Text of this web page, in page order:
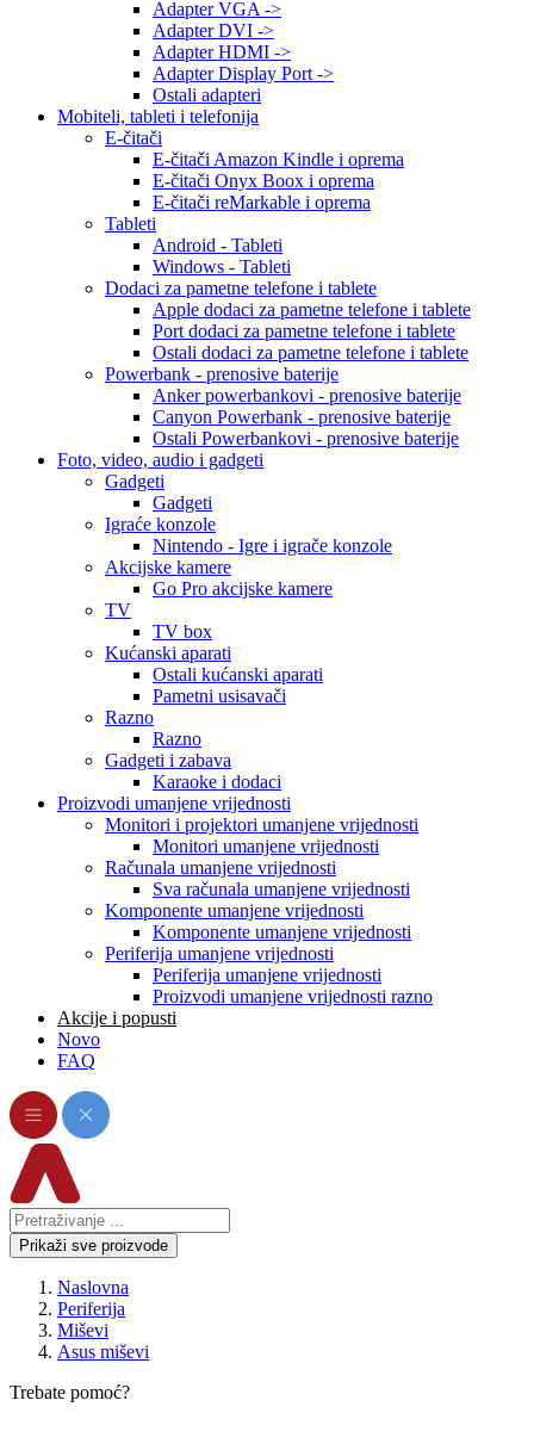
Adapter VGA ->
Adapter DVI ->
Adapter HDMI ->
Adapter Display Port ->
Ostali adapteri
Mobiteli, tableti i telefonija
E-čitači
E-čitači Amazon Kindle i oprema
E-čitači Onyx Boox i oprema
E-čitači reMarkable i oprema
Tableti
Android - Tableti
Windows - Tableti
Dodaci za pametne telefone i tablete
Apple dodaci za pametne telefone i tablete
Port dodaci za pametne telefone i tablete
Ostali dodaci za pametne telefone i tablete
Powerbank - prenosive baterije
Anker powerbankovi - prenosive baterije
Canyon Powerbank - prenosive baterije
Ostali Powerbankovi - prenosive baterije
Foto, video, audio i gadgeti
Gadgeti
Gadgeti
Igraće konzole
Nintendo - Igre i igrače konzole
Akcijske kamere
Go Pro akcijske kamere
TV
TV box
Kućanski aparati
Ostali kućanski aparati
Pametni usisavači
Razno
Razno
Gadgeti i zabava
Karaoke i dodaci
Proizvodi umanjene vrijednosti
Monitori i projektori umanjene vrijednosti
Monitori umanjene vrijednosti
Računala umanjene vrijednosti
Sva računala umanjene vrijednosti
Komponente umanjene vrijednosti
Komponente umanjene vrijednosti
Periferija umanjene vrijednosti
Periferija umanjene vrijednosti
Proizvodi umanjene vrijednosti razno
Akcije i popusti
Novo
FAQ
Prikaži sve proizvode
Naslovna
Periferija
Miševi
Asus miševi
Trebate pomoć?